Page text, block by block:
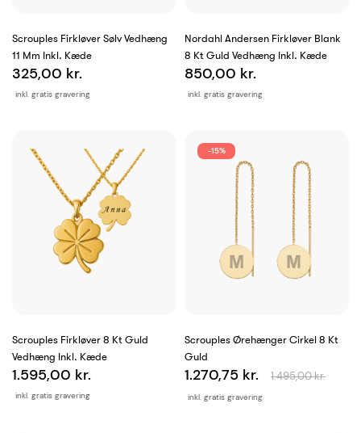
Scrouples Firkløver Sølv Vedhæng
11 Mm Inkl. Kæde
inkl. gratis gravering
325,00 kr.
Nordahl Andersen Firkløver Blank
8 Kt Guld Vedhæng Inkl. Kæde
inkl. gratis gravering
850,00 kr.
Scrouples Firkløver 8 Kt Guld
Vedhæng Inkl. Kæde
inkl. gratis gravering
1.595,00 kr.
Scrouples Ørehænger Cirkel 8 Kt
Guld
inkl. gratis gravering
1.270,75 kr. 1.495,00 kr.
-15%